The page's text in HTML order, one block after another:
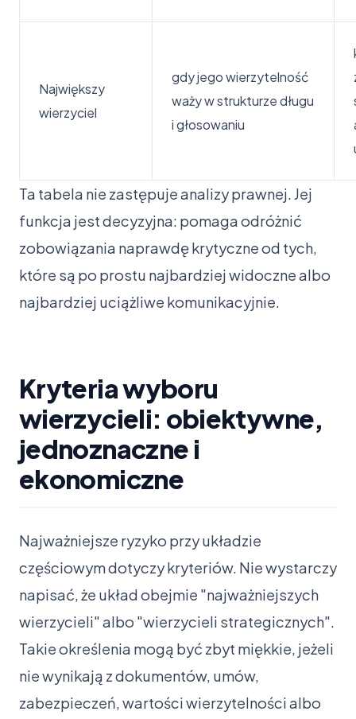
Największy
wierzyciel
gdy jego wierzytelność
waży w strukturze długu
i głosowaniu
Ta tabela nie zastępuje analizy prawnej. Jej
funkcja jest decyzyjna: pomaga odróżnić
zobowiązania naprawdę krytyczne od tych,
które są po prostu najbardziej widoczne albo
najbardziej uciążliwe komunikacyjnie.
Kryteria wyboru
wierzycieli: obiektywne,
jednoznaczne i
ekonomiczne
Najważniejsze ryzyko przy układzie
częściowym dotyczy kryteriów. Nie wystarczy
napisać, że układ obejmie "najważniejszych
wierzycieli" albo "wierzycieli strategicznych".
Takie określenia mogą być zbyt miękkie, jeżeli
nie wynikają z dokumentów, umów,
zabezpieczeń, wartości wierzytelności albo